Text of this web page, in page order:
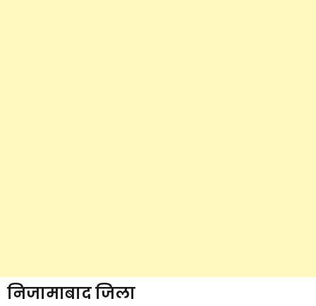
निजामाबाद जिला